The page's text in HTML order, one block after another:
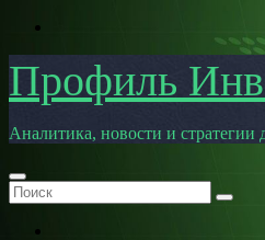
Перейти
содержимому
Профиль
Аналитика, новости и стратегии